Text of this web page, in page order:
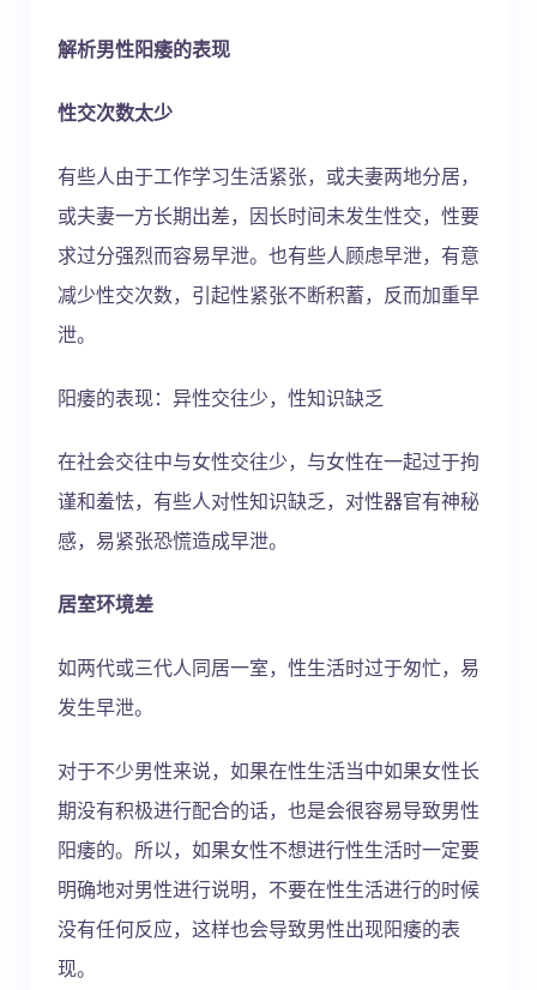
解析男性阳痿的表现
性交次数太少
有些人由于工作学习生活紧张，或夫妻两地分居，
或夫妻一方长期出差，因长时间未发生性交，性要
求过分强烈而容易早泄。也有些人顾虑早泄，有意
减少性交次数，引起性紧张不断积蓄，反而加重早
泄。
阳痿的表现：异性交往少，性知识缺乏
在社会交往中与女性交往少，与女性在一起过于拘
谨和羞怯，有些人对性知识缺乏，对性器官有神秘
感，易紧张恐慌造成早泄。
居室环境差
如两代或三代人同居一室，性生活时过于匆忙，易
发生早泄。
对于不少男性来说，如果在性生活当中如果女性长
期没有积极进行配合的话，也是会很容易导致男性
阳痿的。所以，如果女性不想进行性生活时一定要
明确地对男性进行说明，不要在性生活进行的时候
没有任何反应，这样也会导致男性出现阳痿的表
现。